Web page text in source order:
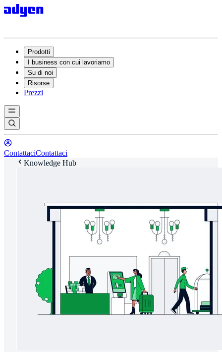
Prodotti
I business con cui lavoriamo
Su di noi
Risorse
Prezzi
ContattaciContattaci
Knowledge Hub